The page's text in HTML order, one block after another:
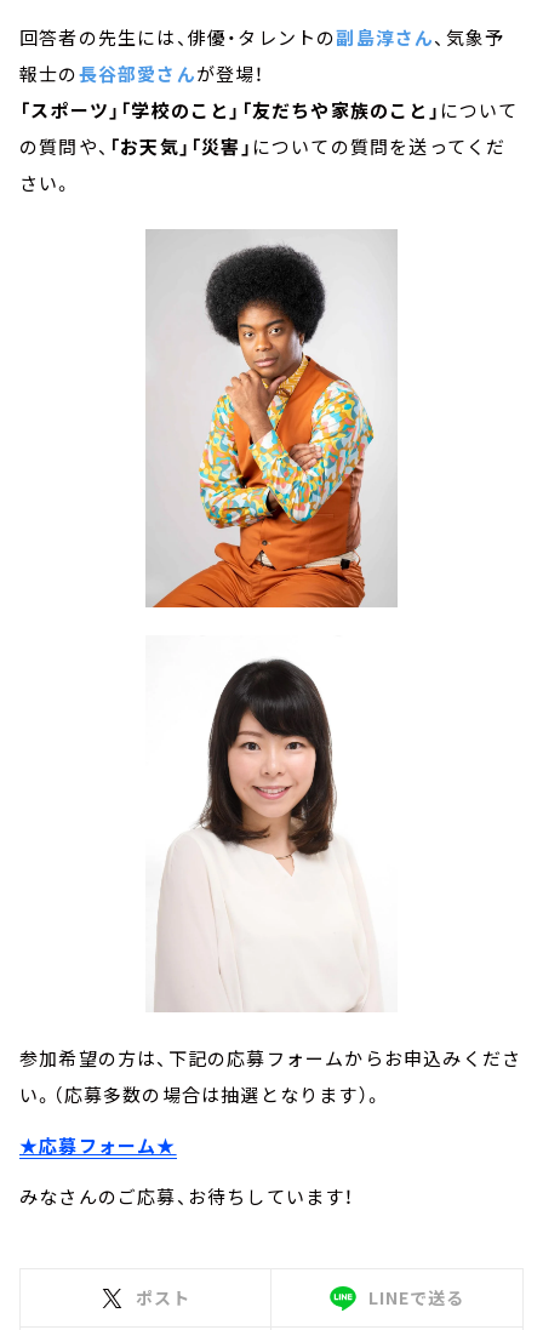
回答者の先生には、俳優・タレントの副島淳さん、気象予
報士の長谷部愛さんが登場！
「スポーツ」「学校のこと」「友だちや家族のこと」 について
の質問や、 「お天気」「災害」 についての質問を送ってくだ
さい。
参加希望の方は、下記の応募フォームからお申込みくださ
い。（応募多数の場合は抽選となります）。
★応募フォーム★
みなさんのご応募、お待ちしています！
ポスト LINEで送る